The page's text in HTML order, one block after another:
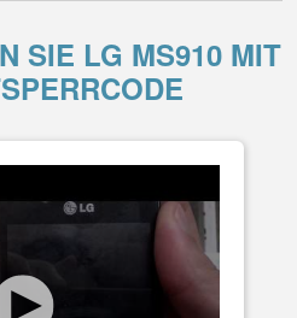
SIE LG MS910 MIT